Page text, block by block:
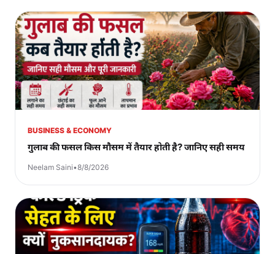
BUSINESS & ECONOMY
गुलाब की फसल किस मौसम में तैयार होती है? जानिए सही समय
Neelam Saini•8/8/2026